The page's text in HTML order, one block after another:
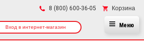
8 (800) 600-36-05 Корзина
Вход в интернет-магазин Меню
×